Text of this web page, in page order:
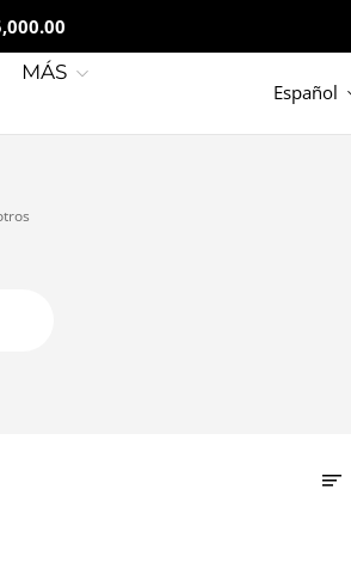
MÁS
Español